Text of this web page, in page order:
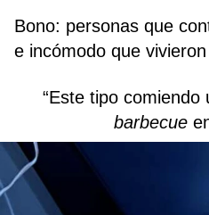
Bono: personas que
e incómodo que
“Este tipo comiendo
barbecue